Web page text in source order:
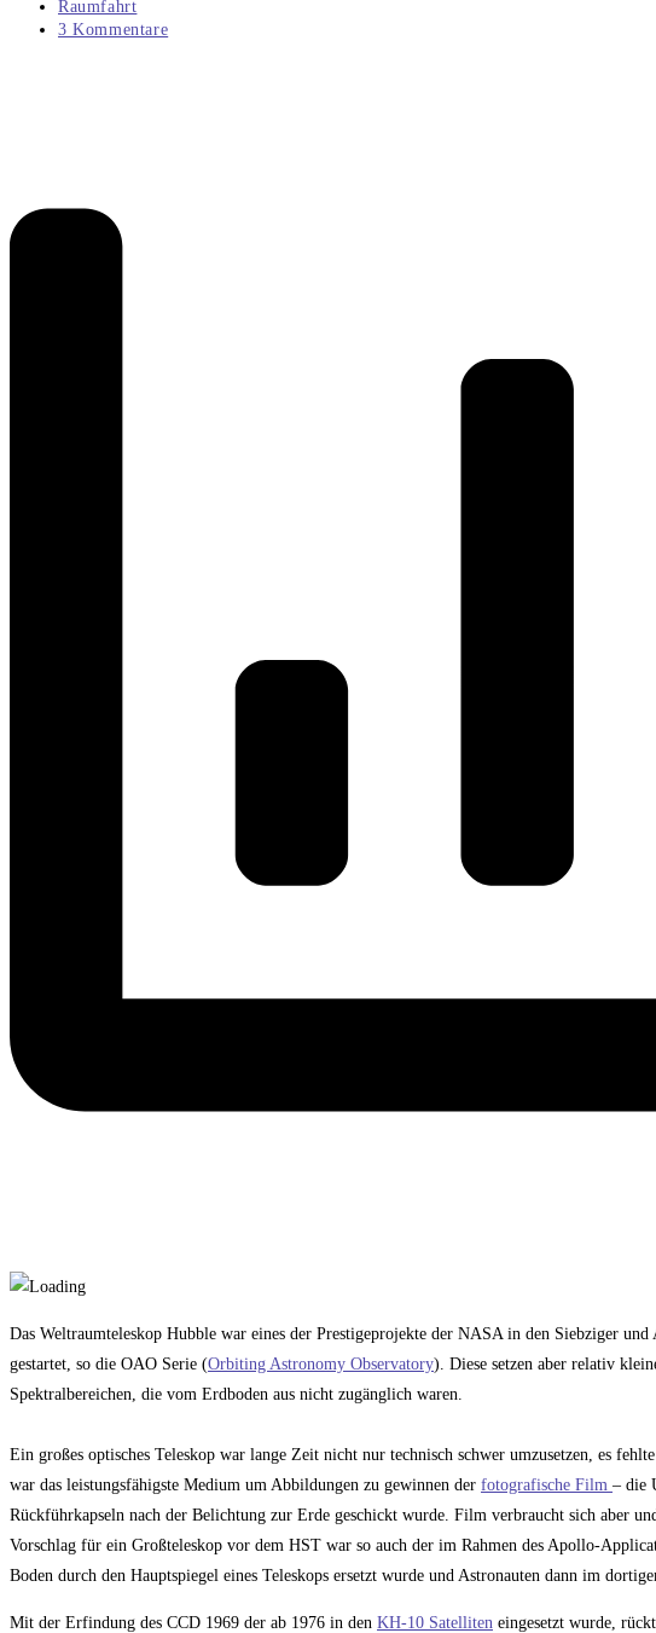
veröffentlicht:
Beitrags-
Kategorie:
Raumfahrt
Beitrags-
3 Kommentare
Das Weltraumteleskop Hubble war eines der Prestigeprojekte der NASA in den Siebziger
gestartet, so die OAO Serie (Orbiting Astronomy Observatory). Diese setzen aber relativ
Spektralbereichen, die vom Erdboden aus nicht zugänglich waren.
Ein großes optisches Teleskop war lange Zeit nicht nur technisch schwer umzusetzen, es
war das leistungsfähigste Medium um Abbildungen zu gewinnen der fotografische Film – die
Rückführkapseln nach der Belichtung zur Erde geschickt wurde. Film verbraucht sich aber
Vorschlag für ein Großteleskop vor dem HST war so auch der im Rahmen des Apollo-
Boden durch den Hauptspiegel eines Teleskops ersetzt wurde und Astronauten dann im
Mit der Erfindung des CCD 1969 der ab 1976 in den KH-10 Satelliten eingesetzt wurde,